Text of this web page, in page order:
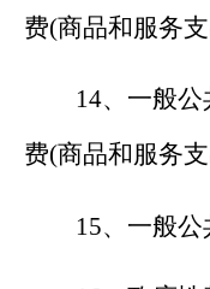
费(商品和服务
14、一般公
费(商品和服务
1 5、一般公